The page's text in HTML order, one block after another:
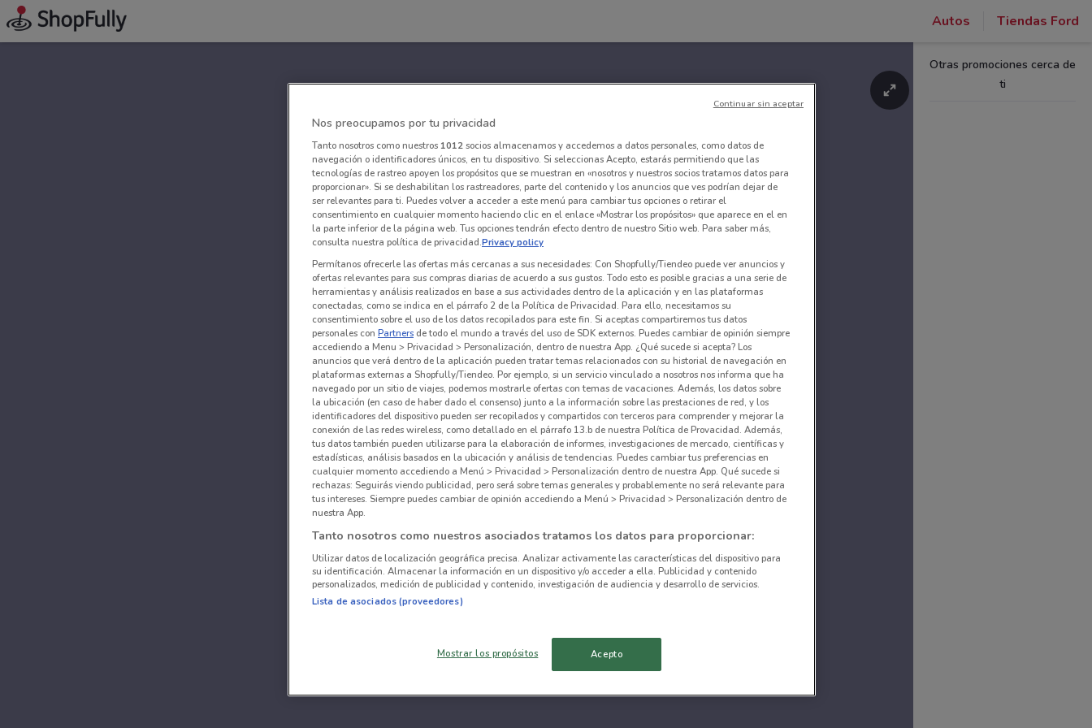
Autos Tiendas Ford
Otras promociones cerca de
ti
Nos preocupamos por tu privacidad
Tanto nosotros como nuestros 1012socios almacenamos y accedemos a datos personales, como datos de
navegación o identificadores únicos, en tu dispositivo. Si seleccionas Acepto, estarás permitiendo que las
tecnologías de rastreo apoyen los propósitos que se muestran en «nosotros y nuestros socios tratamos datos para
proporcionar». Si se deshabilitan los rastreadores, parte del contenido y los anuncios que ves podrían dejar de
ser relevantes para ti. Puedes volver a acceder a este menú para cambiar tus opciones o retirar el
consentimiento en cualquier momento haciendo clic en el enlace «Mostrar los propósitos» que aparece en el en
la parte inferior de la página web. Tus opciones tendrán efecto dentro de nuestro Sitio web. Para saber más,
consulta nuestra política de privacidad.Privacy policy
Permítanos ofrecerle las ofertas más cercanas a sus necesidades: Con Shopfully/Tiendeo puede ver anuncios y
ofertas relevantes para sus compras diarias de acuerdo a sus gustos. Todo esto es posible gracias a una serie de
herramientas y análisis realizados en base a sus actividades dentro de la aplicación y en las plataformas
conectadas, como se indica en el párrafo 2 de la Política de Privacidad. Para ello, necesitamos su
consentimiento sobre el uso de los datos recopilados para este fin. Si aceptas compartiremos tus datos
personales con Partners de todo el mundo a través del uso de SDK externos. Puedes cambiar de opinión siempre
accediendo a Menu > Privacidad > Personalización, dentro de nuestra App. ¿Qué sucede si acepta? Los
anuncios que verá dentro de la aplicación pueden tratar temas relacionados con su historial de navegación en
plataformas externas a Shopfully/Tiendeo. Por ejemplo, si un servicio vinculado a nosotros nos informa que ha
navegado por un sitio de viajes, podemos mostrarle ofertas con temas de vacaciones. Además, los datos sobre
la ubicación (en caso de haber dado el consenso) junto a la información sobre las prestaciones de red, y los
identificadores del dispositivo pueden ser recopilados y compartidos con terceros para comprender y mejorar la
conexión de las redes wireless, como detallado en el párrafo 13.b de nuestra Política de Provacidad. Además,
tus datos también pueden utilizarse para la elaboración de informes, investigaciones de mercado, científicas y
estadísticas, análisis basados en la ubicación y análisis de tendencias. Puedes cambiar tus preferencias en
cualquier momento accediendo a Menú > Privacidad > Personalización dentro de nuestra App. Qué sucede si
rechazas: Seguirás viendo publicidad, pero será sobre temas generales y probablemente no será relevante para
tus intereses. Siempre puedes cambiar de opinión accediendo a Menú > Privacidad > Personalización dentro de
nuestra App.
Tanto nosotros como nuestros asociados tratamos los datos para proporcionar:
Utilizar datos de localización geográfica precisa. Analizar activamente las características del dispositivo para
su identificación. Almacenar la información en un dispositivo y/o acceder a ella. Publicidad y contenido
personalizados, medición de publicidad y contenido, investigación de audiencia y desarrollo de servicios.
Lista de asociados (proveedores)
Mostrar los propósitos Acepto
Continuar sin aceptar